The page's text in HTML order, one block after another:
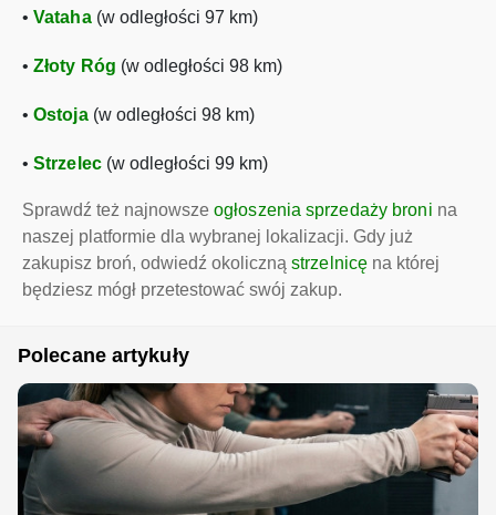
• Vataha(w odległości 97 km)
• Złoty Róg (w odległości 98 km)
• Ostoja(w odległości 98 km)
• Strzelec(w odległości 99 km)
Sprawdź też najnowsze ogłoszenia sprzedaży broni na
naszej platformie dla wybranej lokalizacji. Gdy już
zakupisz broń, odwiedź okoliczną strzelnicę na której
będziesz mógł przetestować swój zakup.
Polecane artykuły